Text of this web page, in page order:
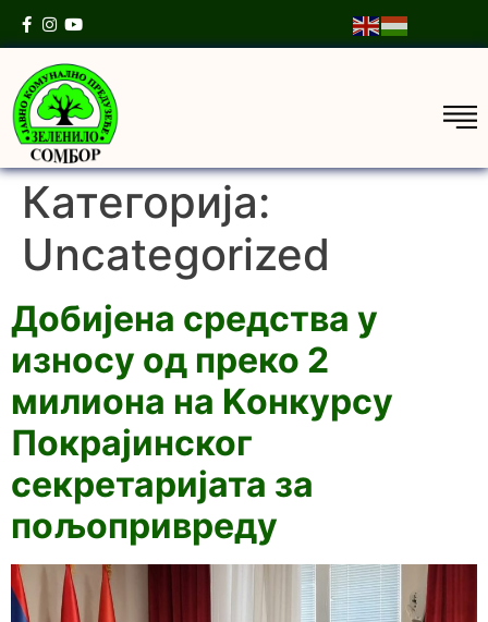
Категорија:
Uncategorized
Добијена средства у
износу од преко 2
милиона на Kонкурсу
Покрајинског
секретаријата за
пољопривреду